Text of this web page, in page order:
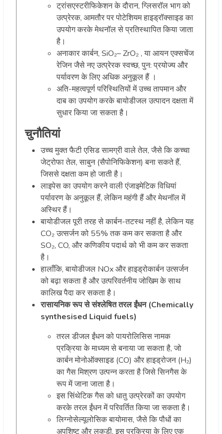
ट्रांसएस्टरीफिकेशन के दौरान, ग्लिसरॉल भाग को
उत्प्रेरक, आमतौर पर पोटेशियम हाइड्रॉक्साइड का
उपयोग करके मेथनॉल से प्रतिस्थापित किया जाता
है।
अनाकार कार्बन, SiO₂– ZrO₂ , या आयन एक्सचेंज
रेजिन जैसे नए उत्प्रेरक स्वच्छ, पुन: प्रयोज्य और
पर्यावरण के लिए अधिक अनुकूल हैं ।
अति-महत्वपूर्ण परिस्थितियों में उच्च तापमान और
दाब का उपयोग करके बायोडीजल उत्पादन दक्षता में
सुधार किया जा सकता है।
चुनौतियां
उच्च मुक्त फैटी एसिड सामग्री वाले तेल, जैसे कि कच्चा
जेट्रोफा तेल, साबुन (सैपोनिफिकेशन) बना सकते हैं,
जिससे दक्षता कम हो जाती है।
लाइपेस का उपयोग करने वाली एंजाइमेटिक विधियां
पर्यावरण के अनुकूल हैं, लेकिन महंगी हैं और मेथनॉल में
अस्थिर हैं।
बायोडीजल पूरी तरह से कार्बन-तटस्थ नहीं है, लेकिन यह
CO₂उत्सर्जन को 55% तक कम कर सकता है और
SO₂, CO, और कणिकीय पदार्थ को भी कम कर सकता
है।
हालाँकि, बायोडीजल NOx और हाइड्रोकार्बन उत्सर्जन
को बढ़ा सकता है और उत्परिवर्तनीय जोखिम के साथ
कालिख पैदा कर सकता है।
रासायनिक रूप से संश्लेषित तरल ईंधन (Chemically
synthesised Liquid fuels)
तरल डीजल ईंधन को पायरोलिसिस नामक
प्रक्रिया के माध्यम से बनाया जा सकता है, जो
कार्बन मोनोऑक्साइड (CO) और हाइड्रोजन (H₂)
का गैस मिश्रण उत्पन्न करता है जिसे सिनगैस के
रूप में जाना जाता है।
इस सिंथेटिक गैस को धातु उत्प्रेरकों का उपयोग
करके तरल ईंधन में परिवर्तित किया जा सकता है।
लिग्नोसेल्यूलोसिक बायोमास, जैसे कि पौधों का
अपशिष्ट और लकड़ी, इस प्रक्रिया के लिए एक